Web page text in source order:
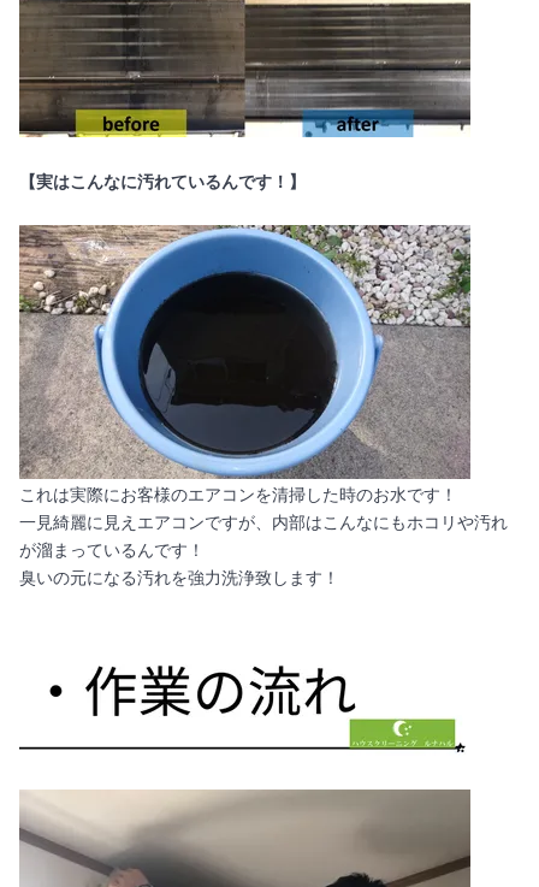
【実はこんなに汚れているんです！】
これは実際にお客様のエアコンを清掃した時のお水です！
一見綺麗に見えエアコンですが、内部はこんなにもホコリや汚れ
が溜まっているんです！
臭いの元になる汚れを強力洗浄致します！